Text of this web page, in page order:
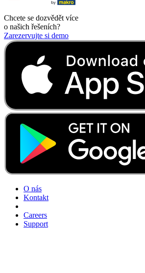
Chcete se dozvědět více
o našich řešeních?
Zarezervujte si demo
O nás
Kontakt
Careers
Support